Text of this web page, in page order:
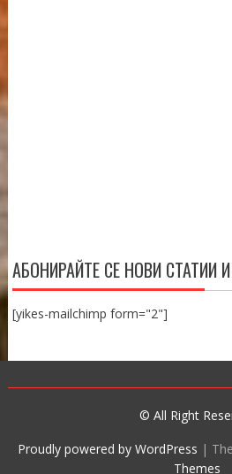
АБОНИРАЙТЕ СЕ НОВИ СТАТИИ
[yikes-mailchimp form="2"]
© All Right
Proudly powered by WordPress |
Themes